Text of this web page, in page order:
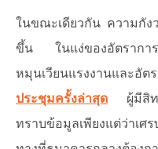
ในขณะเดียวกัน ความกัง
ขึ้น ในแง่ของอัตรากา
หมุนเวียนแรงงานและอั
ประชุมครั้งล่าสุด ผู้มีสิท
ทราบข้อมูลเพียงแต่ว่าเ